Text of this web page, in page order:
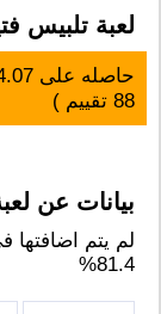
لعبة تلبيس
حاصله على
88 تقييم )
بيانات عن
لم يتم
81.4%